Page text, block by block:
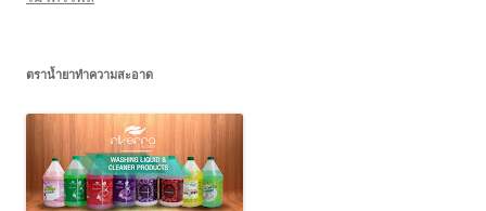
ตราน้ำยาทำความสะอาด